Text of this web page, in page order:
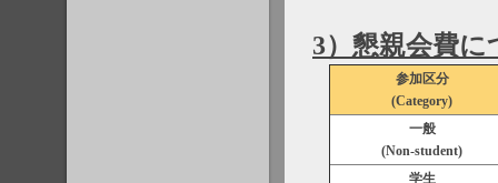
3）懇親会費に
参加区分
(Category)
一般
(Non-student)
学生